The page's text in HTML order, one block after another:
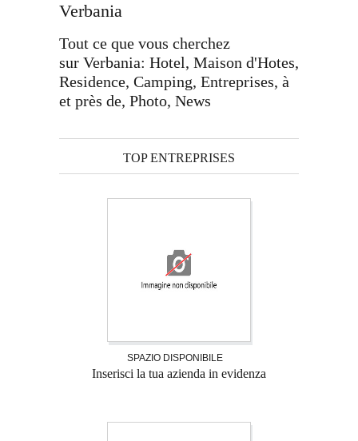
Verbania
Tout ce que vous cherchez
sur Verbania: Hotel, Maison d'Hotes,
Residence, Camping, Entreprises, à
et près de, Photo, News
TOP ENTREPRISES
SPAZIO DISPONIBILE
Inserisci la tua azienda in evidenza